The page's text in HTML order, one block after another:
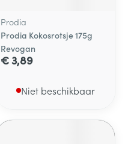
Prodia
Prodia Kokosrotsje 175g
Revogan
€ 3,89
Niet beschikbaar